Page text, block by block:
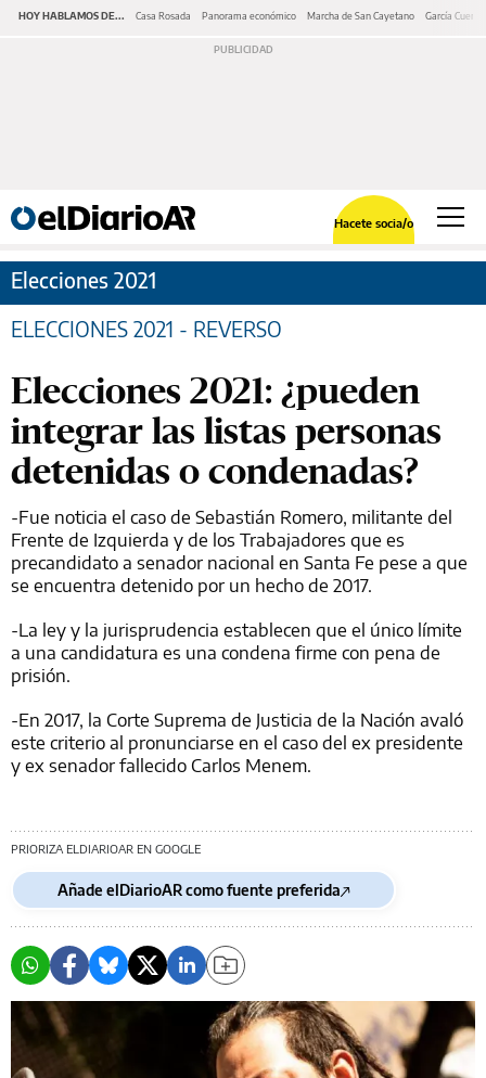
HOY HABLAMOS DE... Casa Rosada Panorama económico Marcha de San Cayetano García Cuerva
Hacete socia/o
Elecciones 2021
ELECCIONES 2021 - REVERSO
Elecciones 2021: ¿pueden
integrar las listas personas
detenidas o condenadas?
-Fue noticia el caso de Sebastián Romero, militante del
Frente de Izquierda y de los Trabajadores que es
precandidato a senador nacional en Santa Fe pese a que
se encuentra detenido por un hecho de 2017.
-La ley y la jurisprudencia establecen que el único límite
a una candidatura es una condena firme con pena de
prisión.
-En 2017, la Corte Suprema de Justicia de la Nación avaló
este criterio al pronunciarse en el caso del ex presidente
y ex senador fallecido Carlos Menem.
PRIORIZA ELDIARIOAR EN GOOGLE
Añade elDiarioAR como fuente preferida